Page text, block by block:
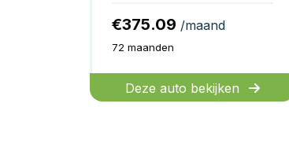
€375.09 /maand
72 maanden
Deze auto bekijken